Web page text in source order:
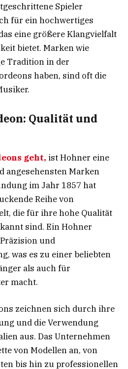
Spieler
für ein hochwertiges
eine größere Klangvielfalt
bietet. Marken wie
Tradition in der
haben, sind oft die
Qualität und
geht, ist Hohner eine
angesehensten Marken
im Jahr 1857 hat
Reihe von
die für ihre hohe Qualität
sind. Ein Hohner
und
was es zu einer beliebten
als auch für
macht.
zeichnen sich durch ihre
und die Verwendung
aus. Das Unternehmen
von Modellen an, von
bis hin zu professionellen